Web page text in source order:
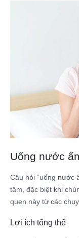
Uống nước
Câu hỏi “uống nước
tâm, đặc biệt khi
quen này từ các
Lợi ích tổng thể